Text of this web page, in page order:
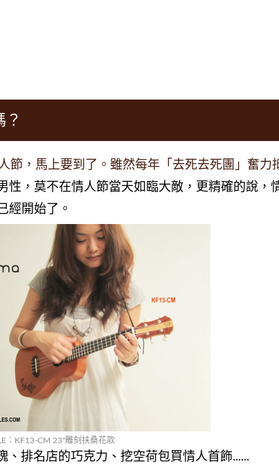
節，馬上要到了。雖然每年「去死去死團」奮力
性，莫不在情人節當天如臨大敵，更精確的說，
經開始了。
：KF13-CM 23"雕刻扶桑花款
、排名店的巧克力、挖空荷包買情人首飾......